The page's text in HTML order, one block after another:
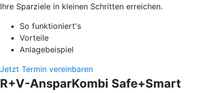
Ihre Sparziele in kleinen Schritten erreichen.
So funktioniert's
Vorteile
Anlagebeispiel
Jetzt Termin vereinbaren
R+V-AnsparKombi Safe+Smart